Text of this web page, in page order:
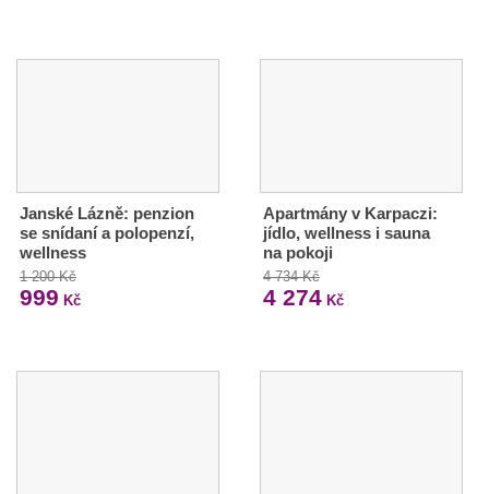
Janské Lázně: penzion
se snídaní a polopenzí,
wellness
1 200 Kč
999 Kč
Apartmány v Karpaczi:
jídlo, wellness i sauna
na pokoji
4 734 Kč
4 274Kč